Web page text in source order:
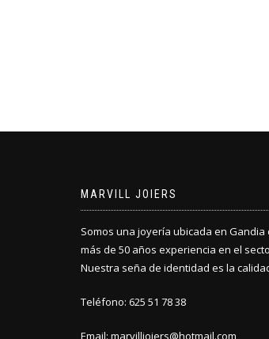
MARVILL JOIERS
Somos una joyería ubicada en Gandia
más de 50 años experiencia en el
Nuestra seña de identidad es la
Teléfono: 625 51 78 38
Email: marvilljoiers@hotmail.com